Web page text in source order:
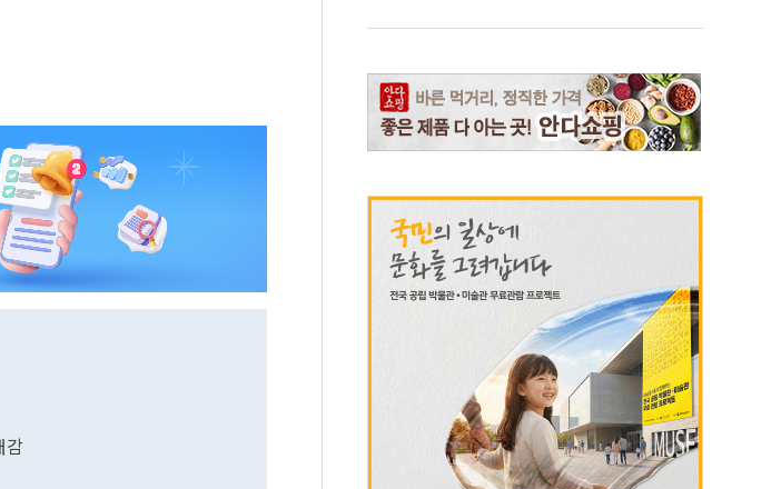
감